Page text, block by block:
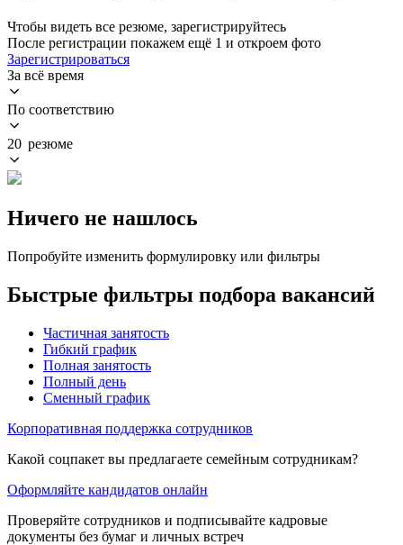
Чтобы видеть все резюме, зарегистрируйтесь
После регистрации покажем ещё 1 и откроем фото
Зарегистрироваться
За всё время
По соответствию
20 резюме
Ничего не нашлось
Попробуйте изменить формулировку или фильтры
Быстрые фильтры подбора вакансий
Частичная занятость
Гибкий график
Полная занятость
Полный день
Сменный график
Корпоративная поддержка сотрудников
Какой соцпакет вы предлагаете семейным сотрудникам?
Оформляйте кандидатов онлайн
Проверяйте сотрудников и подписывайте кадровые
документы без бумаг и личных встреч